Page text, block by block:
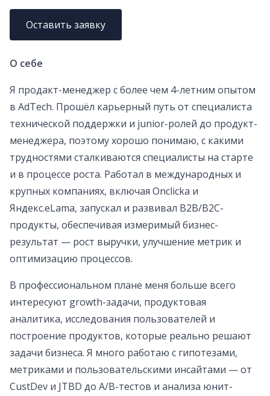
Оставить заявку
О себе
Я продакт-менеджер с более чем 4-летним опытом
в AdTech. Прошёл карьерный путь от специалиста
технической поддержки и junior-ролей до продукт-
менеджера, поэтому хорошо понимаю, с какими
трудностями сталкиваются специалисты на старте
и в процессе роста. Работал в международных и
крупных компаниях, включая Onclicka и
Яндекс.eLama, запускал и развивал B2B/B2C-
продукты, обеспечивая измеримый бизнес-
результат — рост выручки, улучшение метрик и
оптимизацию процессов.
В профессиональном плане меня больше всего
интересуют growth-задачи, продуктовая
аналитика, исследования пользователей и
построение продуктов, которые реально решают
задачи бизнеса. Я много работаю с гипотезами,
метриками и пользовательскими инсайтами — от
CustDev и JTBD до A/B-тестов и анализа юнит-